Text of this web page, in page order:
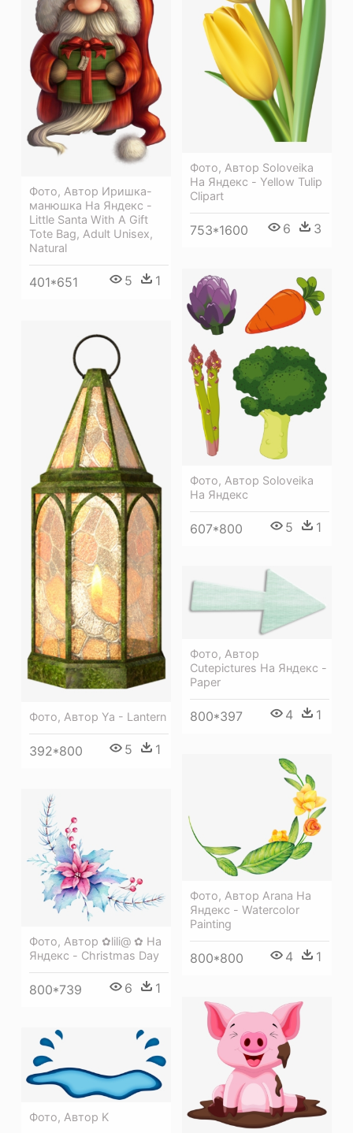
Фото, Автор Soloveika
На Яндекс - Yellow Tulip
Clipart
753*1600 6 3
Фото, Автор Иришка-
манюшка На Яндекс -
Little Santa With A Gift
Tote Bag, Adult Unisex,
Natural
401*651 5 1
Фото, Автор Soloveika
На Яндекс
607*800 5 1
Фото, Автор Ya - Lantern
392*800 5 1
Фото, Автор
Cutepictures На Яндекс -
Paper
800*397 4 1
Фото, Автор Arana На
Яндекс - Watercolor
Painting
800*800 4 1
Фото, Автор ✿lili@ ✿ На
Яндекс - Christmas Day
800*739 6 1
Фото, Автор K